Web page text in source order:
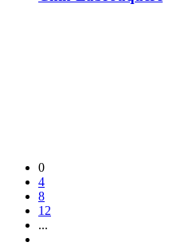
0
4
8
12
...